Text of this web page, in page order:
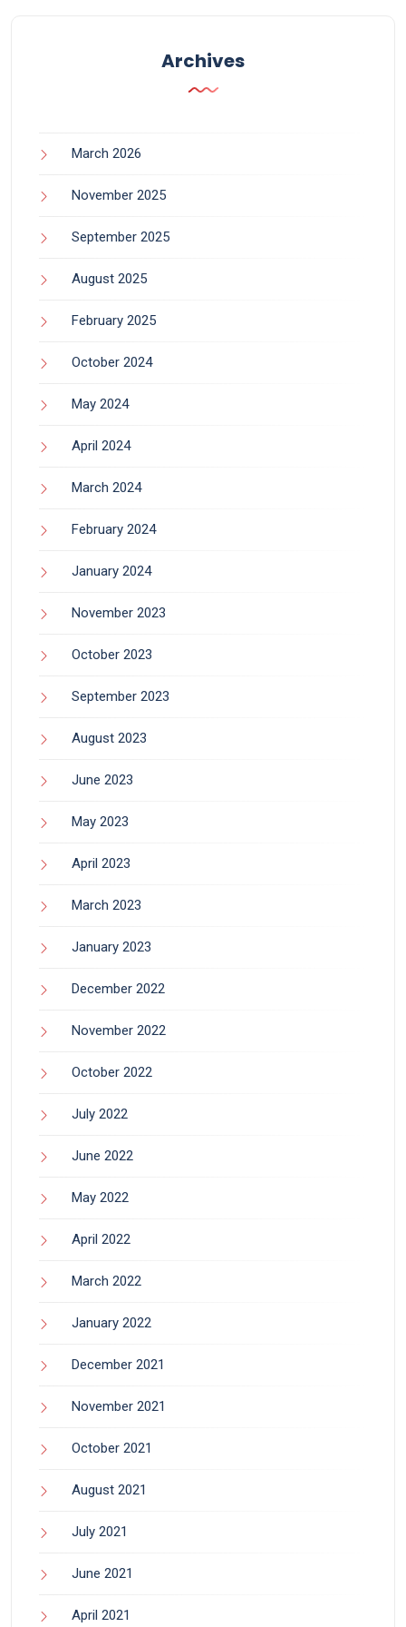
Archives
March 2026
November 2025
September 2025
August 2025
February 2025
October 2024
May 2024
April 2024
March 2024
February 2024
January 2024
November 2023
October 2023
September 2023
August 2023
June 2023
May 2023
April 2023
March 2023
January 2023
December 2022
November 2022
October 2022
July 2022
June 2022
May 2022
April 2022
March 2022
January 2022
December 2021
November 2021
October 2021
August 2021
July 2021
June 2021
April 2021